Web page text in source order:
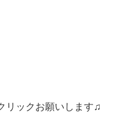
リックお願いします♫